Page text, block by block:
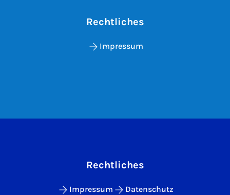
Rechtliches
Impressum
Rechtliches
Impressum
Datenschutz